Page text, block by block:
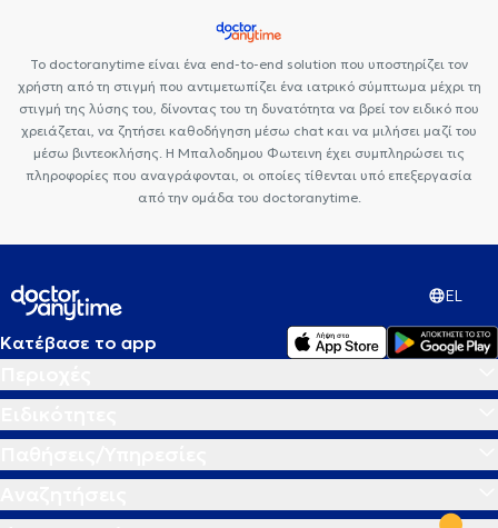
Το doctoranytime είναι ένα end-to-end solution που υποστηρίζει τον
χρήστη από τη στιγμή που αντιμετωπίζει ένα ιατρικό σύμπτωμα μέχρι τη
στιγμή της λύσης του, δίνοντας του τη δυνατότητα να βρεί τον ειδικό που
χρειάζεται, να ζητήσει καθοδήγηση μέσω chat και να μιλήσει μαζί του
μέσω βιντεοκλήσης. Η Μπαλοδημου Φωτεινη έχει συμπληρώσει τις
πληροφορίες που αναγράφονται, οι οποίες τίθενται υπό επεξεργασία
από την ομάδα του doctoranytime.
EL
Κατέβασε το app